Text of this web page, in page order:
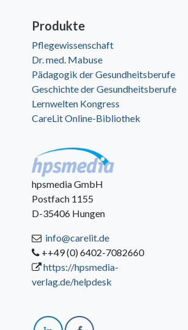
Produkte
Pflegewissenschaft
Dr. med. Mabuse
Pädagogik der Gesundheitsberufe
Geschichte der Gesundheitsberufe
Lernwelten Kongress
CareLit Online-Bibliothek
hpsmedia GmbH
Postfach 1155
D-35406 Hungen
info@carelit.de
++49 (0) 6402-7082660
https://hpsmedia-
verlag.de/helpdesk